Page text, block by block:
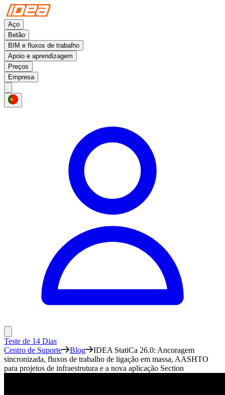
Aço
Betão
BIM e fluxos de trabalho
Apoio e aprendizagem
Preços
Empresa
Teste de 14 Dias
Centro de Suporte
Blog
IDEA StatiCa 26.0: Ancoragem
sincronizada, fluxos de trabalho de ligação em massa, AASHTO
para projetos de infraestrutura e a nova aplicação Section